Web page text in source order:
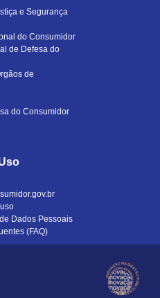
e Segurança
do Consumidor
de Defesa do
de
do Consumidor
Dados Pessoais
(FAQ)